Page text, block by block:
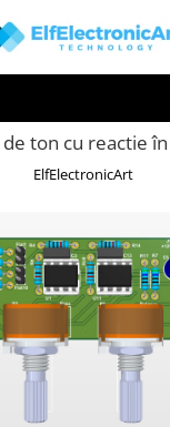
si control
ton cu reactie
ElfElectronicArt